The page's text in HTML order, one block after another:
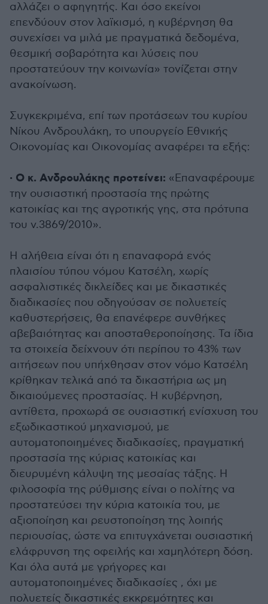
αλλάζει ο αφηγητής. Και όσο εκείνοι
επενδύουν στον λαϊκισμό, η κυβέρνηση θα
συνεχίσει να μιλά με πραγματικά δεδομένα,
θεσμική σοβαρότητα και λύσεις που
προστατεύουν την κοινωνία» τονίζεται στην
ανακοίνωση.
Συγκεκριμένα, επί των προτάσεων του κυρίου
Νίκου Ανδρουλάκη, το υπουργείο Εθνικής
Οικονομίας και Οικονομίας αναφέρει τα εξής:
· Ο κ. Ανδρουλάκης προτείνει: «Επαναφέρουμε
την ουσιαστική προστασία της πρώτης
κατοικίας και της αγροτικής γης, στα πρότυπα
του ν.3869/2010».
Η αλήθεια είναι ότι η επαναφορά ενός
πλαισίου τύπου νόμου Κατσέλη, χωρίς
ασφαλιστικές δικλείδες και με δικαστικές
διαδικασίες που οδηγούσαν σε πολυετείς
καθυστερήσεις, θα επανέφερε συνθήκες
αβεβαιότητας και αποσταθεροποίησης. Τα ίδια
τα στοιχεία δείχνουν ότι περίπου το 43% των
αιτήσεων που υπήχθησαν στον νόμο Κατσέλη
κρίθηκαν τελικά από τα δικαστήρια ως μη
δικαιούμενες προστασίας. Η κυβέρνηση,
αντίθετα, προχωρά σε ουσιαστική ενίσχυση του
εξωδικαστικού μηχανισμού, με
αυτοματοποιημένες διαδικασίες, πραγματική
προστασία της κύριας κατοικίας και
διευρυμένη κάλυψη της μεσαίας τάξης. Η
φιλοσοφία της ρύθμισης είναι ο πολίτης να
προστατεύσει την κύρια κατοικία του, με
αξιοποίηση και ρευστοποίηση της λοιπής
περιουσίας, ώστε να επιτυγχάνεται ουσιαστική
ελάφρυνση της οφειλής και χαμηλότερη δόση.
Και όλα αυτά με γρήγορες και
αυτοματοποιημένες διαδικασίες , όχι με
πολυετείς δικαστικές εκκρεμότητες και